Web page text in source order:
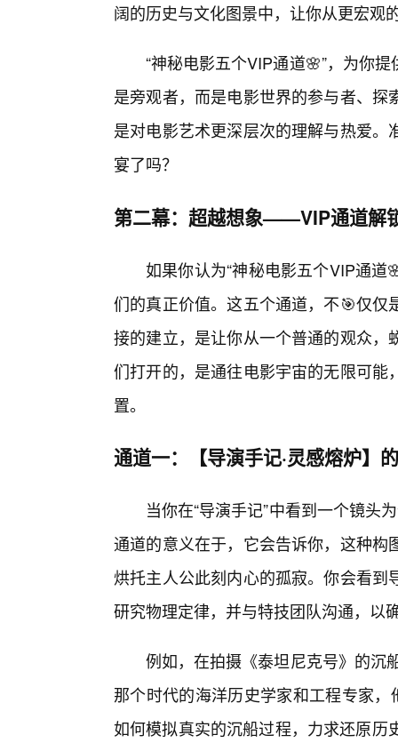
阔的历史与文化图景中，让你从更宏观
“神秘电影五个VIP通道🌸”，为你
是旁观者，而是电影世界的参与者、
是对电影艺术更深层次的理解与热爱
宴了吗？
第二幕：超越想象——VIP通道解
如果你认为“神秘电影五个VIP通道
们的真正价值。这五个通道，不🎯仅
接的建立，是让你从一个普通的观众
们打开的，是通往电影宇宙的无限可
置。
通道一：【导演手记·灵感熔炉】
当你在“导演手记”中看到一个镜头
通道的意义在于，它会告诉你，这种
烘托主人公此刻内心的孤寂。你会看
研究物理定律，并与特技团队沟通，以
例如，在拍摄《泰坦尼克号》的沉
那个时代的海洋历史学家和工程专家
如何模拟真实的沉船过程，力求还原